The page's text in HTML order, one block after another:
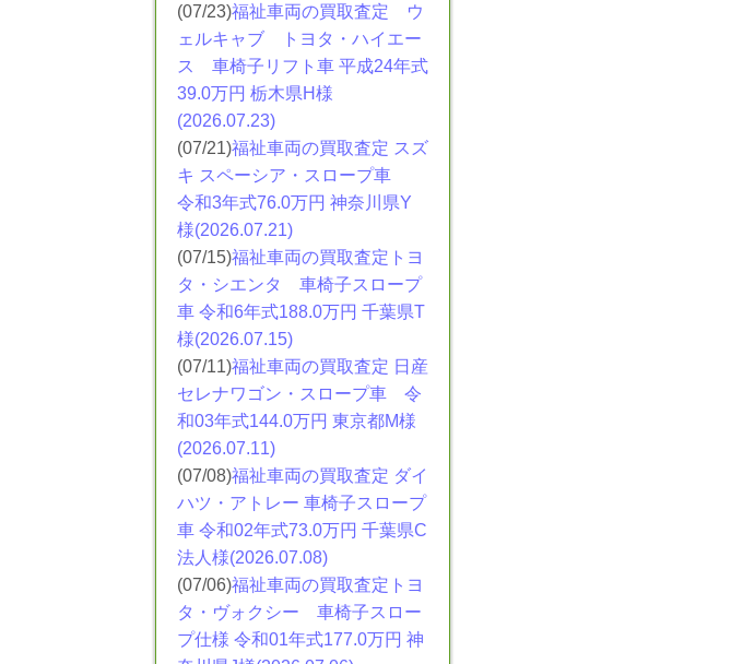
(07/23)福祉車両の買取査定 ウ
ェルキャブ トヨタ・ハイエー
ス
車椅子リフト車 平成24年式
39.0万円 栃木県H様
(2026.07.23)
(07/21)福祉車両の買取査定 スズ
キ スペーシア・スロープ車
令和3年式76.0万円 神奈川県Y
様(2026.07.21)
(07/15)福祉車両の買取査定トヨ
タ・シエンタ
車椅子スロープ
車 令和6年式188.0万円 千葉県T
様(2026.07.15)
(07/11)福祉車両の買取査定 日産
セレナワゴン・スロープ車 令
和03年式144.0万円 東京都M様
(2026.07.11)
(07/08)福祉車両の買取査定 ダイ
ハツ・アトレー 車椅子スロープ
車 令和02年式73.0万円 千葉県C
法人様(2026.07.08)
(07/06)福祉車両の買取査定トヨ
タ・ヴォクシー 車椅子スロー
プ仕様 令和01年式177.0万円 神